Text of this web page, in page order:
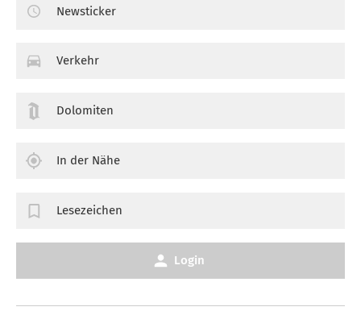
Newsticker
Verkehr
Dolomiten
In der Nähe
Lesezeichen
Login